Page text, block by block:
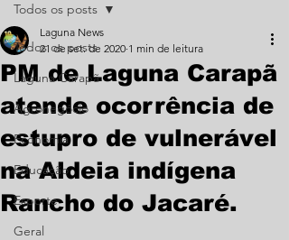
Todos os posts
Laguna Carapã
Agronegócio
Economia
Educação
Esporte
Geral
Todos os posts
PM de Laguna Carapã
atende ocorrência de
estupro de vulnerável
na Aldeia indígena
Rancho do Jacaré.
Laguna News
21 de set. de 2020 1 min de leitura